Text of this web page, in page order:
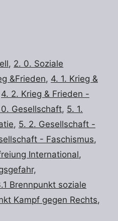
, 2. 0. Soziale
&Frieden, 4. 1. Krieg &
4. 2. Krieg & Frieden -
Gesellschaft, 5. 1.
, 5. 2. Gesellschaft -
- Faschismus,
International,
Brennpunkt soziale
Kampf gegen Rechts,